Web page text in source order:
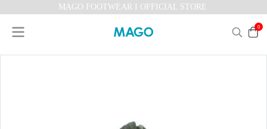
MAGO FOOTWEAR I OFFICIAL STORE
0